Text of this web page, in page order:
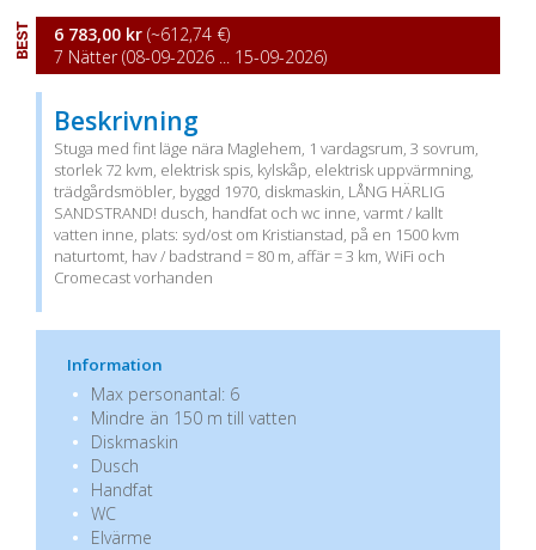
BEST 6 783,00 kr (~612,74 €)
7 Nätter (08-09-2026 ... 15-09-2026)
Beskrivning
Stuga med fint läge nära Maglehem, 1 vardagsrum, 3 sovrum,
storlek 72 kvm, elektrisk spis, kylskåp, elektrisk uppvärmning,
trädgårdsmöbler, byggd 1970, diskmaskin, LÅNG HÄRLIG
SANDSTRAND! dusch, handfat och wc inne, varmt / kallt
vatten inne, plats: syd/ost om Kristianstad, på en 1500 kvm
naturtomt, hav / badstrand = 80 m, affär = 3 km, WiFi och
Cromecast vorhanden
Information
Max personantal: 6
Mindre än 150 m till vatten
Diskmaskin
Dusch
Handfat
WC
Elvärme